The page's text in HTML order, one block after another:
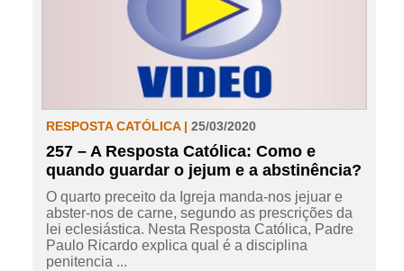
RESPOSTA CATÓLICA | 25/03/2020
257 – A Resposta Católica: Como e
quando guardar o jejum e a abstinência?
O quarto preceito da Igreja manda-nos jejuar e
abster-nos de carne, segundo as prescrições da
lei eclesiástica. Nesta Resposta Católica, Padre
Paulo Ricardo explica qual é a disciplina
penitencia ...